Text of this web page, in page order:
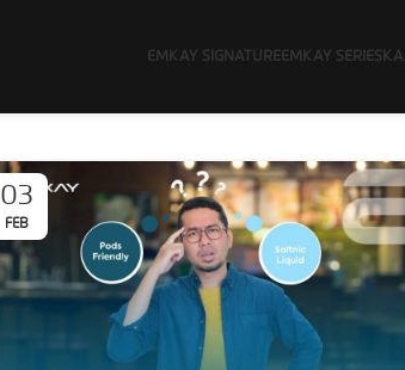
EMKAY SIGNATUREEMKAY SERIES
03
FEB